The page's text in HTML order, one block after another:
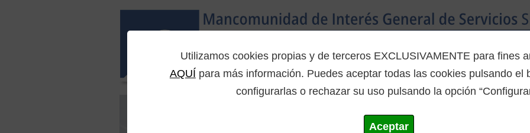
Utilizamos cookies propias y de terceros EXCLUSIVAMENTE para fines
AQUÍ para más información. Puedes aceptar todas las cookies pulsando el
configurarlas o rechazar su uso pulsando la opción
Aceptar
Inicio La Mancomunidad Programas